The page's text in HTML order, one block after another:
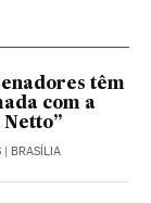
têm
com a
Netto”
| BRASÍLIA